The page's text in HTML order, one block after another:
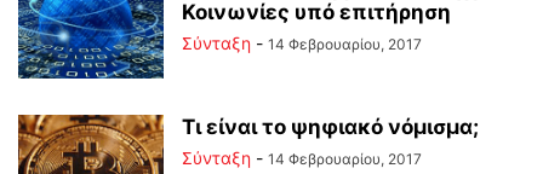
Κοινωνίες υπό επιτήρηση
Σύνταξη - 14 Φεβρουαρίου, 2017
Τι είναι το ψηφιακό νόμισμα;
Σύνταξη - 14 Φεβρουαρίου, 2017